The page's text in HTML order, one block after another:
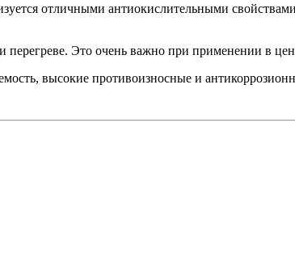
отличными антиокислительными
Это очень важно при применении в
высокие противоизносные и